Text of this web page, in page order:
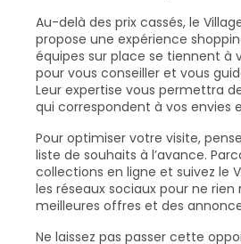
Au-delà des prix cassés, le
propose une expérience
équipes sur place se tiennent à
pour vous conseiller et vous
Leur expertise vous permettra
qui correspondent à vos envies
Pour optimiser votre visite,
liste de souhaits à l’avance.
collections en ligne et suivez le
les réseaux sociaux pour ne rien
meilleures offres et des
Ne laissez pas passer cette